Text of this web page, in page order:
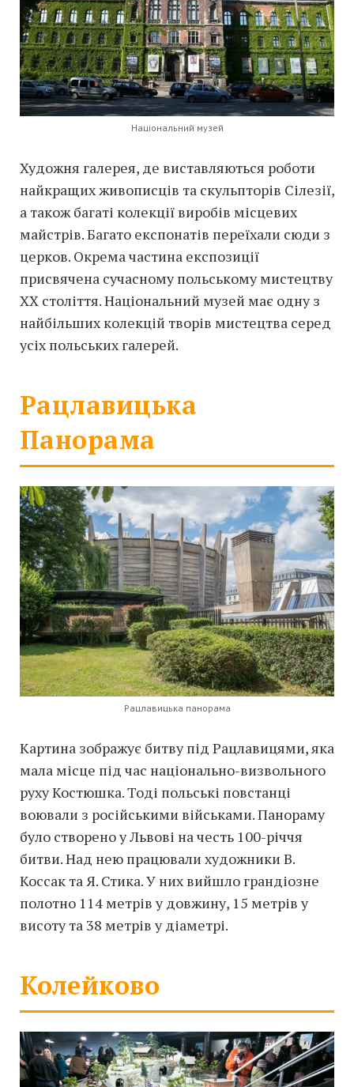
Національний музей
Художня галерея, де виставляються роботи
найкращих живописців та скульпторів Сілезії,
а також багаті колекції виробів місцевих
майстрів. Багато експонатів переїхали сюди з
церков. Окрема частина експозиції
присвячена сучасному польському мистецтву
ХХ століття. Національний музей має одну з
найбільших колекцій творів мистецтва серед
усіх польських галерей.
Рацлавицька
Панорама
Рацлавицька панорама
Картина зображує битву під Рацлавицями, яка
мала місце під час національно-визвольного
руху Костюшка. Тоді польські повстанці
воювали з російськими військами. Панораму
було створено у Львові на честь 100-річчя
битви. Над нею працювали художники В.
Коссак та Я. Стика. У них вийшло грандіозне
полотно 114 метрів у довжину, 15 метрів у
висоту та 38 метрів у діаметрі.
Колейково